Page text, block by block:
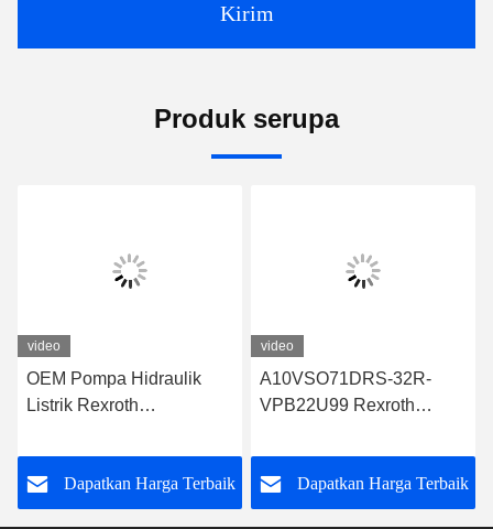
Kirim
Produk serupa
video
OEM Pompa Hidraulik
Listrik Rexroth
PPA12G30
Dapatkan Harga Terbaik
video
A10VSO71DRS-32R-
VPB22U99 Rexroth
yang Kuat
Dapatkan Harga Terbaik